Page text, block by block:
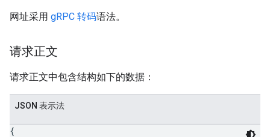
网址采用 gRPC 转码语法。
请求正文
请求正文中包含结构如下的数据：
JSON 表示法
{